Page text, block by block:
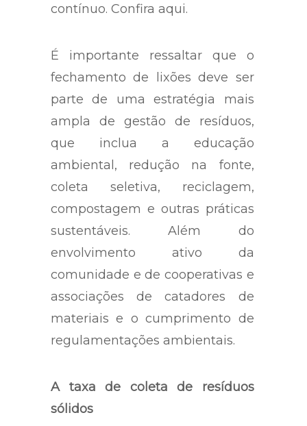
contínuo. Confira aqui.
É importante ressaltar que o
fechamento de lixões deve ser
parte de uma estratégia mais
ampla de gestão de resíduos,
que inclua a educação
ambiental, redução na fonte,
coleta seletiva, reciclagem,
compostagem e outras práticas
sustentáveis. Além do
envolvimento ativo da
comunidade e de cooperativas e
associações de catadores de
materiais e o cumprimento de
regulamentações ambientais.
A taxa de coleta de resíduos
sólidos